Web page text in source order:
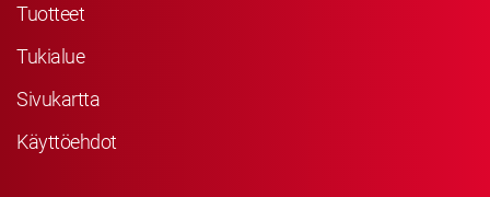
Tuotteet
Tukialue
Sivukartta
Käyttöehdot